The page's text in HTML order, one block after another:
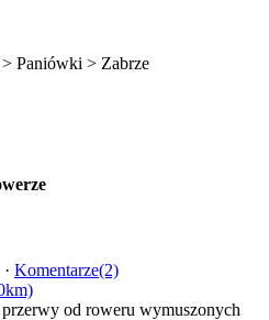
Paniówki > Zabrze
Komentarze(2)
od roweru wymuszonych